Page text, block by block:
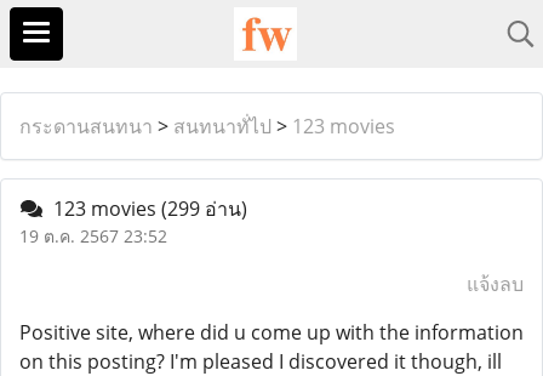
กระดานสนทนา > สนทนาทั่ไป > 123 movies
123 movies (299 อ่าน)
19 ต.ค. 2567 23:52
แจ้งลบ
Positive site, where did u come up with the information
on this posting? I'm pleased I discovered it though, ill